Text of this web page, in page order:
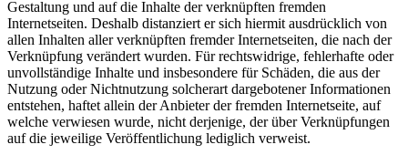
Gestaltung und auf die Inhalte der verknüpften fremden
Internetseiten. Deshalb distanziert er sich hiermit ausdrücklich von
allen Inhalten aller verknüpften fremder Internetseiten, die nach der
Verknüpfung verändert wurden. Für rechtswidrige, fehlerhafte oder
unvollständige Inhalte und insbesondere für Schäden, die aus der
Nutzung oder Nichtnutzung solcherart dargebotener Informationen
entstehen, haftet allein der Anbieter der fremden Internetseite, auf
welche verwiesen wurde, nicht derjenige, der über Verknüpfungen
auf die jeweilige Veröffentlichung lediglich verweist.